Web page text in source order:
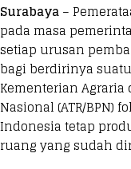
Surabaya–
pada masa
setiap urusan
bagi berdirinya
Kementerian Agraria
Nasional (ATR/BPN)
Indonesia tetap
ruang yang sudah